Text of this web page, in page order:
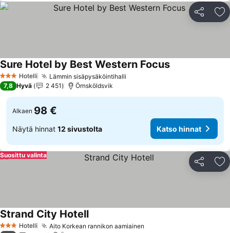
Jaa
3 Tähtiluokitus
Hotelli Lämmin sisäpysäköintihalli
Sure Hotel by Best Western FocusKatso hinnat
7,8 Hyvä 2 451 Örnsköldsvik
Alkaen 98 €
Näytä hinnat 12 sivustolta Katso hinnat
Jaa
Suosittu valinta
3 Tähtiluokitus
Hotelli Aito Korkean rannikon aamiainen
Strand City HotellKatso hinnat